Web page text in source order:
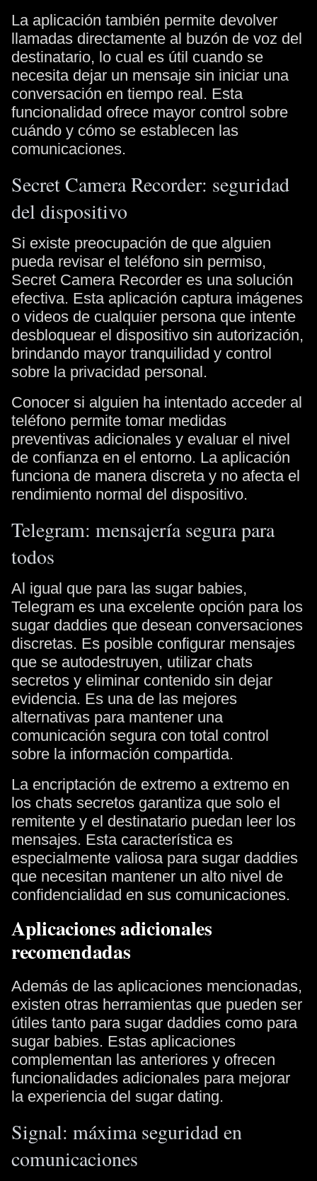
La aplicación también permite devolver
llamadas directamente al buzón de voz del
destinatario, lo cual es útil cuando se
necesita dejar un mensaje sin iniciar una
conversación en tiempo real. Esta
funcionalidad ofrece mayor control sobre
cuándo y cómo se establecen las
comunicaciones.
Secret Camera Recorder: seguridad
del dispositivo
Si existe preocupación de que alguien
pueda revisar el teléfono sin permiso,
Secret Camera Recorder es una solución
efectiva. Esta aplicación captura imágenes
o videos de cualquier persona que intente
desbloquear el dispositivo sin autorización,
brindando mayor tranquilidad y control
sobre la privacidad personal.
Conocer si alguien ha intentado acceder al
teléfono permite tomar medidas
preventivas adicionales y evaluar el nivel
de confianza en el entorno. La aplicación
funciona de manera discreta y no afecta el
rendimiento normal del dispositivo.
Telegram: mensajería segura para
todos
Al igual que para las sugar babies,
Telegram es una excelente opción para los
sugar daddies que desean conversaciones
discretas. Es posible configurar mensajes
que se autodestruyen, utilizar chats
secretos y eliminar contenido sin dejar
evidencia. Es una de las mejores
alternativas para mantener una
comunicación segura con total control
sobre la información compartida.
La encriptación de extremo a extremo en
los chats secretos garantiza que solo el
remitente y el destinatario puedan leer los
mensajes. Esta característica es
especialmente valiosa para sugar daddies
que necesitan mantener un alto nivel de
confidencialidad en sus comunicaciones.
Aplicaciones adicionales
recomendadas
Además de las aplicaciones mencionadas,
existen otras herramientas que pueden ser
útiles tanto para sugar daddies como para
sugar babies. Estas aplicaciones
complementan las anteriores y ofrecen
funcionalidades adicionales para mejorar
la experiencia del sugar dating.
Signal: máxima seguridad en
comunicaciones